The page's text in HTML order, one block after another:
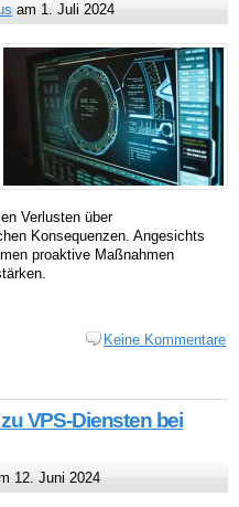
am 1. Juli 2024
Verlusten über
Konsequenzen. Angesichts
proaktive Maßnahmen
Keine Kommentare
VPS-Diensten bei
12. Juni 2024